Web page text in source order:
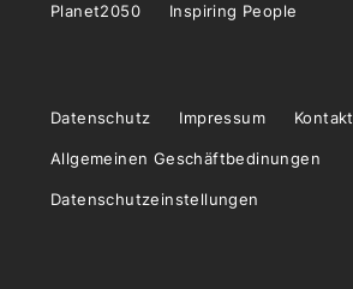
Planet2050 Inspiring People
Datenschutz Impressum Kontakt
Allgemeinen Geschäftbedinungen
Datenschutzeinstellungen